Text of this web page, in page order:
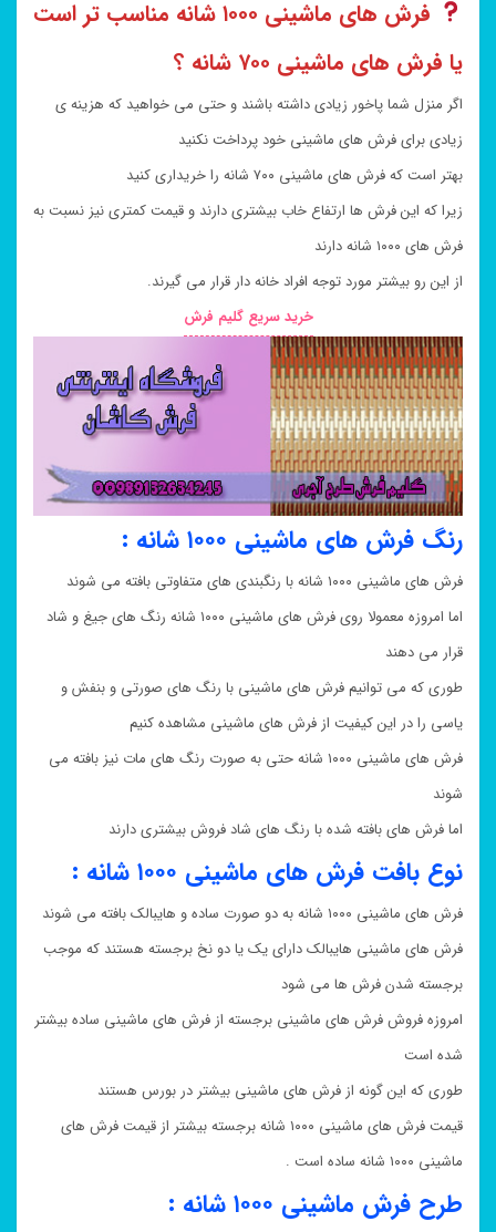
فرش های ماشینی ۱۰۰۰ شانه مناسب تر است
یا فرش های ماشینی ۷۰۰ شانه ؟
اگر منزل شما پاخور زیادی داشته باشند و حتی می خواهید که هزینه ی
زیادی برای فرش های ماشینی خود پرداخت نکنید
بهتر است که فرش های ماشینی ۷۰۰ شانه را خریداری کنید
زیرا که این فرش ها ارتفاع خاب بیشتری دارند و قیمت کمتری نیز نسبت به
فرش های ۱۰۰۰ شانه دارند
از این رو بیشتر مورد توجه افراد خانه دار قرار می گیرند.
خرید سریع گلیم فرش
رنگ فرش های ماشینی ۱۰۰۰ شانه :
فرش های ماشینی ۱۰۰۰ شانه با رنگبندی های متفاوتی بافته می شوند
اما امروزه معمولا روی فرش های ماشینی ۱۰۰۰ شانه رنگ های جیغ و شاد
قرار می دهند
طوری که می توانیم فرش های ماشینی با رنگ های صورتی و بنفش و
یاسی را در این کیفیت از فرش های ماشینی مشاهده کنیم
فرش های ماشینی ۱۰۰۰ شانه حتی به صورت رنگ های مات نیز بافته می
شوند
اما فرش های بافته شده با رنگ های شاد فروش بیشتری دارند
نوع بافت فرش های ماشینی ۱۰۰۰ شانه :
فرش های ماشینی ۱۰۰۰ شانه به دو صورت ساده و هایبالک بافته می شوند
فرش های ماشینی هایبالک دارای یک یا دو نخ برجسته هستند که موجب
برجسته شدن فرش ها می شود
امروزه فروش فرش های ماشینی برجسته از فرش های ماشینی ساده بیشتر
شده است
طوری که این گونه از فرش های ماشینی بیشتر در بورس هستند
قیمت فرش های ماشینی ۱۰۰۰ شانه برجسته بیشتر از قیمت فرش های
ماشینی ۱۰۰۰ شانه ساده است .
طرح فرش ماشینی ۱۰۰۰ شانه :